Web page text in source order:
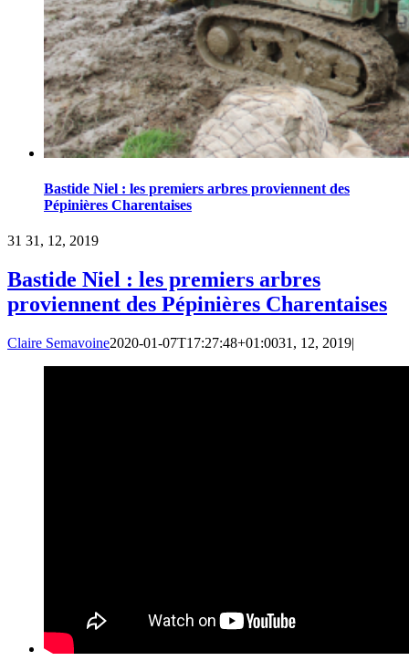
Bastide Niel : les premiers arbres proviennent des
Pépinières Charentaises
31 31, 12, 2019
Bastide Niel : les premiers arbres
proviennent des Pépinières Charentaises
Claire Semavoine2020-01-07T17:27:48+01:0031, 12, 2019|